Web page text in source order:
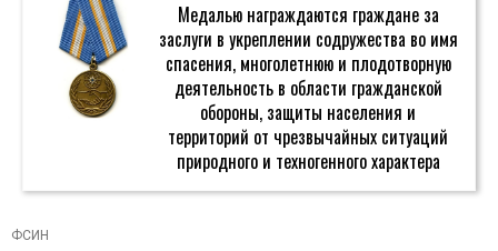
Медалью награждаются граждане за
заслуги в укреплении содружества во имя
спасения, многолетнюю и плодотворную
деятельность в области гражданской
обороны, защиты населения и
территорий от чрезвычайных ситуаций
природного и техногенного характера
ФСИН